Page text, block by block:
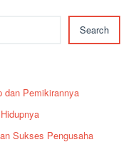
Search
dan Pemikirannya
Sukses Pengusaha